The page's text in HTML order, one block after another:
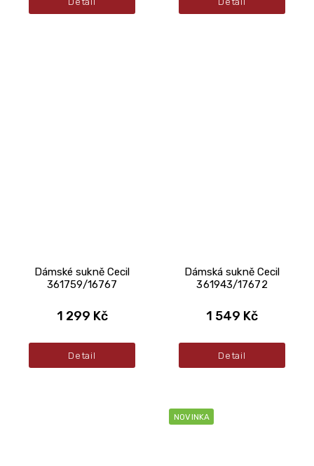
Dámské sukně Cecil
361759/16767
1 299 Kč
Detail
Dámská sukně Cecil
361943/17672
1 549 Kč
Detail
NOVINKA